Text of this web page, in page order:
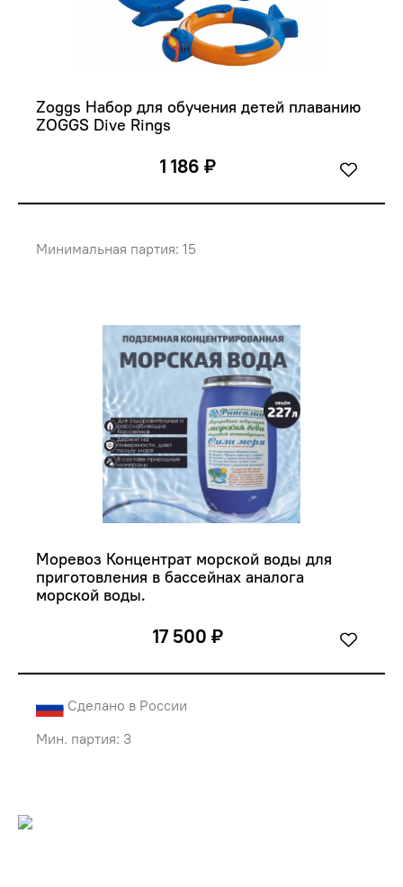
Zoggs Набор для обучения детей плаванию
ZOGGS Dive Rings
1 186 ₽
Минимальная партия: 15
Моревоз Концентрат морской воды для
приготовления в бассейнах аналога
морской воды.
17 500 ₽
Сделано в России
Мин. партия: 3